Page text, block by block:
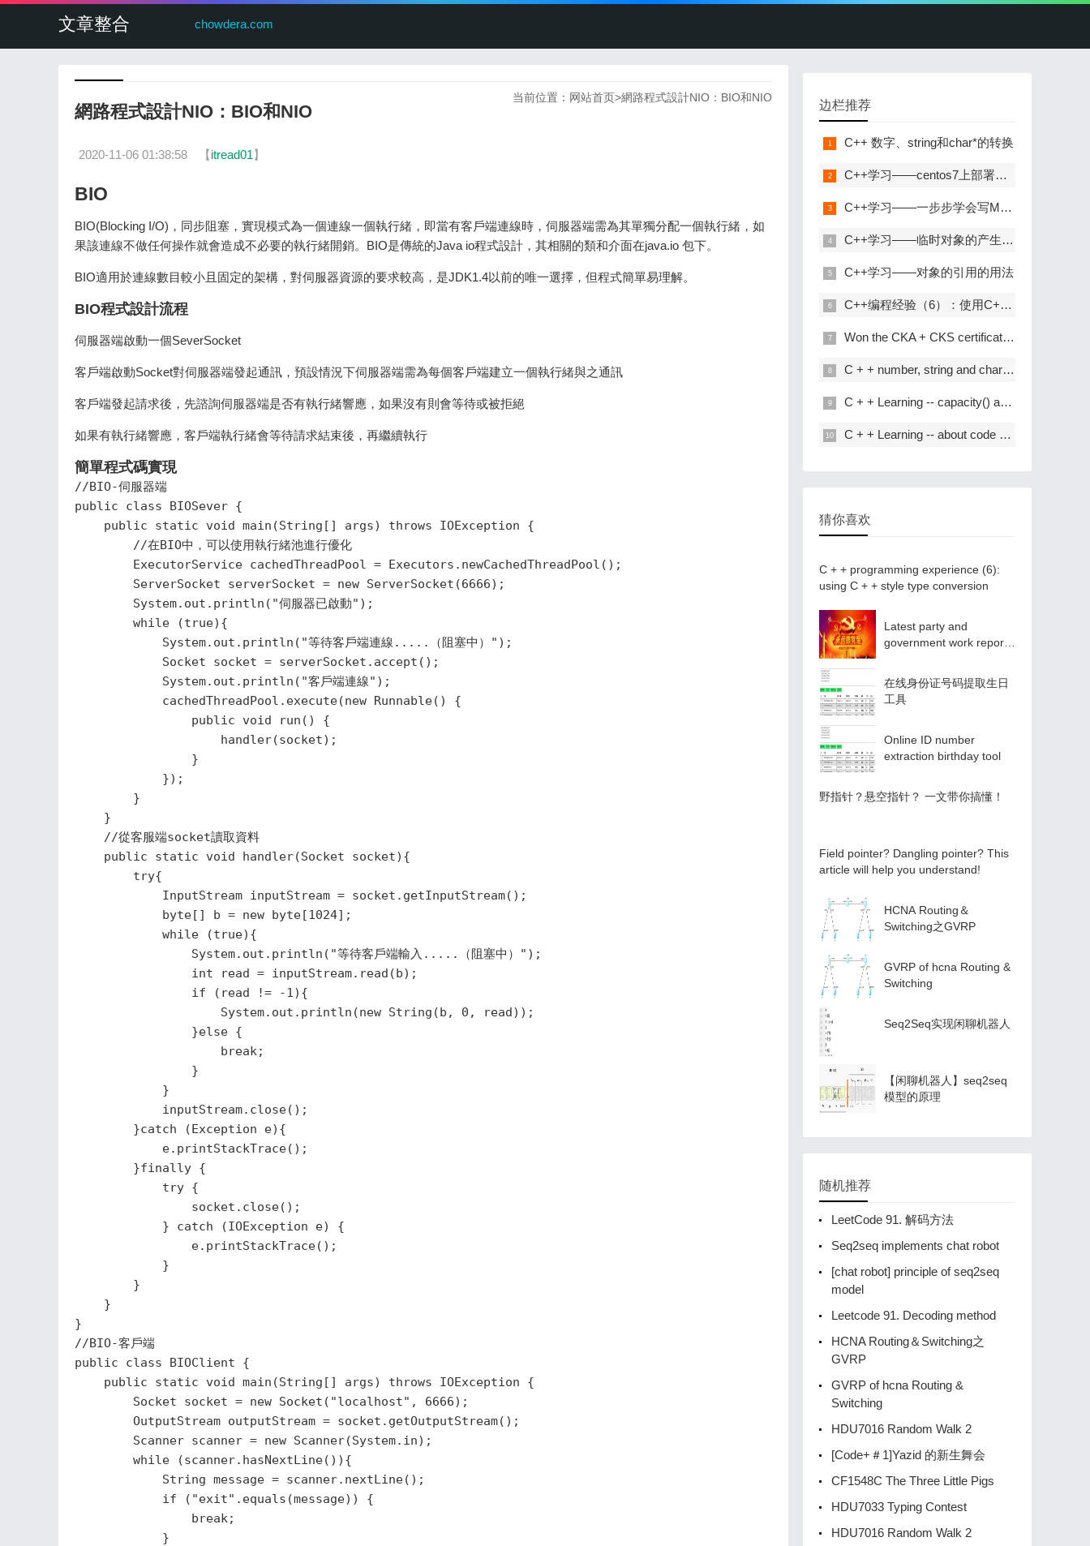
文章整合 chowdera.com
当前位置： 网站首页>網路程式設計NIO：BIO和NIO
網路程式設計NIO：BIO和NIO
2020-11-06 01:38:58 【itread01】
BIO
BIO(Blocking I/O)，同步阻塞，實現模式為一個連線一個執行緒，即當有客戶端連線時，伺服器端需為其單獨分配一個執行緒，如
果該連線不做任何操作就會造成不必要的執行緒開銷。BIO是傳統的Java io程式設計，其相關的類和介面在java.io 包下。
BIO適用於連線數目較小且固定的架構，對伺服器資源的要求較高，是JDK1.4以前的唯一選擇，但程式簡單易理解。
BIO程式設計流程
伺服器端啟動一個SeverSocket
客戶端啟動Socket對伺服器端發起通訊，預設情況下伺服器端需為每個客戶端建立一個執行緒與之通訊
客戶端發起請求後，先諮詢伺服器端是否有執行緒響應，如果沒有則會等待或被拒絕
如果有執行緒響應，客戶端執行緒會等待請求結束後，再繼續執行
簡單程式碼實現
//BIO-伺服器端
public class BIOSever {
    public static void main(String[] args) throws IOException {
        //在BIO中，可以使用執行緒池進行優化
        ExecutorService cachedThreadPool = Executors.newCachedThreadPool();
        ServerSocket serverSocket = new ServerSocket(6666);
        System.out.println("伺服器已啟動");
        while (true){
            System.out.println("等待客戶端連線.....（阻塞中）");
            Socket socket = serverSocket.accept();
            System.out.println("客戶端連線");
            cachedThreadPool.execute(new Runnable() {
                public void run() {
                    handler(socket);
                }
            });
        }
    }
    //從客服端socket讀取資料
    public static void handler(Socket socket){
        try{
            InputStream inputStream = socket.getInputStream();
            byte[] b = new byte[1024];
            while (true){
                System.out.println("等待客戶端輸入.....（阻塞中）");
                int read = inputStream.read(b);
                if (read != -1){
                    System.out.println(new String(b, 0, read));
                }else {
                    break;
                }
            }
            inputStream.close();
        }catch (Exception e){
            e.printStackTrace();
        }finally {
            try {
                socket.close();
            } catch (IOException e) {
                e.printStackTrace();
            }
        }
    }
}
//BIO-客戶端
public class BIOClient {
    public static void main(String[] args) throws IOException {
        Socket socket = new Socket("localhost", 6666);
        OutputStream outputStream = socket.getOutputStream();
        Scanner scanner = new Scanner(System.in);
        while (scanner.hasNextLine()){
            String message = scanner.nextLine();
            if ("exit".equals(message)) {
                break;
            }
边栏推荐
C++ 数字、string和char*的转换
C++学习——centos7上部署C++开发环境
C++学习——一步步学会写Makefile
C++学习——临时对象的产生与优化
C++学习——对象的引用的用法
C++编程经验（6）：使用C++风格的类型转换
Won the CKA + CKS certificate with the highest gold content in kubernetes in 31 days!
C + + number, string and char * conversion
C + + Learning -- capacity() and resize() in C + +
C + + Learning -- about code performance optimization
猜你喜欢
C + + programming experience (6):
using C + + style type conversion
Latest party and
government work report
在线身份证号码提取生日
工具
Online ID number
extraction birthday tool
️野指针？悬空指针？️ 一文带你搞懂！
Field pointer? Dangling pointer? This
article will help you understand!
HCNA Routing＆
Switching之GVRP
GVRP of hcna Routing &
Switching
Seq2Seq实现闲聊机器人
【闲聊机器人】seq2seq
模型的原理
随机推荐
LeetCode 91. 解码方法
Seq2seq implements chat robot
[chat robot] principle of seq2seq
model
Leetcode 91. Decoding method
HCNA Routing＆Switching之
GVRP
GVRP of hcna Routing &
Switching
HDU7016 Random Walk 2
[Code+＃1]Yazid 的新生舞会
CF1548C The Three Little Pigs
HDU7033 Typing Contest
HDU7016 Random Walk 2